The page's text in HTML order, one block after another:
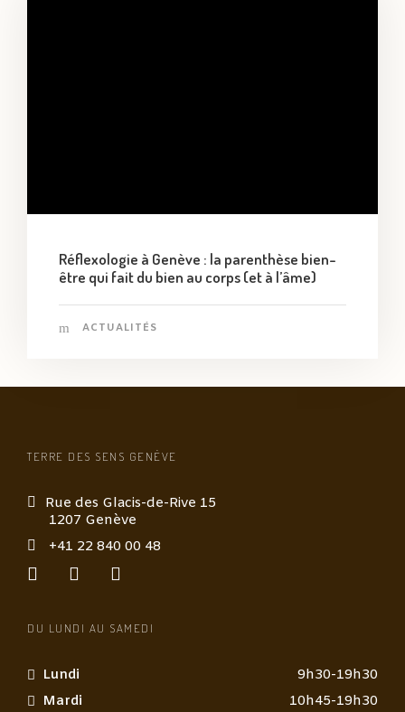
Réflexologie à Genève : la parenthèse bien-
être qui fait du bien au corps (et à l’âme)
ACTUALITÉS
TERRE DES SENS GENÈVE
Rue des Glacis-de-Rive 15
1207 Genève
+41 22 840 00 48
DU LUNDI AU SAMEDI
Lundi
9h30-19h30
Mardi
10h45-19h30